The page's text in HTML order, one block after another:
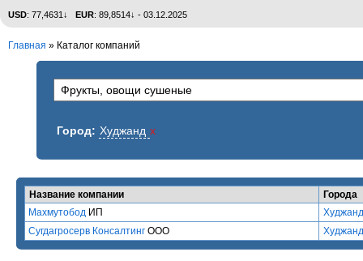
USD: 77,4631↓ EUR: 89,8514↓ - 03.12.2025
Главная » Каталог компаний
Город: Худжанд x
Название компании
Города
Махмутобод ИП
Худжанд
Сугдагросерв Консалтинг ООО Худжанд